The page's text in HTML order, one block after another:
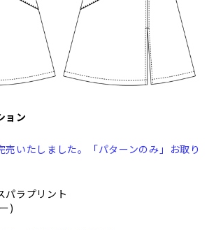
ョン
売いたしました。「パターンのみ」お取り
パラプリント
)